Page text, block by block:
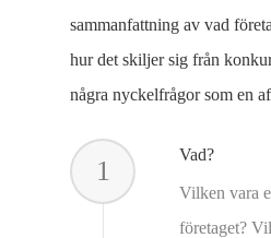
sammanfattning av vad
hur det skiljer sig från
några nyckelfrågor som en
1
Vad?
Vilken vara
företaget?